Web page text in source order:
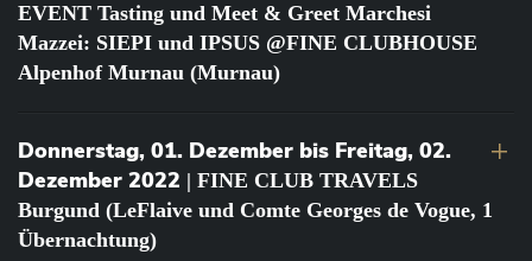
EVENT Tasting und Meet & Greet Marchesi
Mazzei: SIEPI und IPSUS @FINE CLUBHOUSE
Alpenhof Murnau (Murnau)
Donnerstag, 01. Dezember bis Freitag, 02.
Dezember 2022 | FINE CLUB TRAVELS
Burgund (LeFlaive und Comte Georges de Vogue, 1
Übernachtung)